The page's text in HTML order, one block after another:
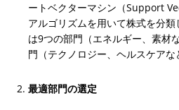
ートベクターマシン（Support
アルゴリズムを用いて株式を分
は9つの部門（エネルギー、素材
門（テクノロジー、ヘルスケアな
最適部門の選定